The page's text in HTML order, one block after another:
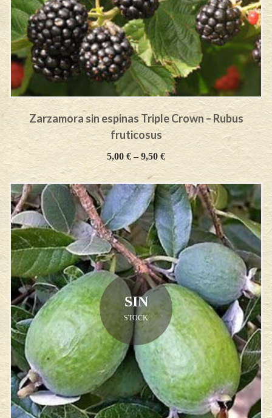
Zarzamora sin espinas Triple Crown – Rubus
fruticosus
5,00 €–9,50 €
SIN
STOCK